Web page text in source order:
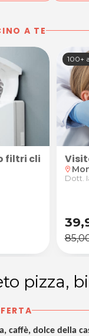
A TE
delle
filtri
100+
location_on
Dott.
pizza,
caffè, dolce della